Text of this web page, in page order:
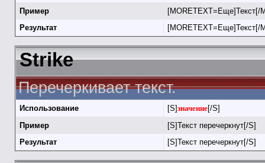
Пример
[MORETEXT=Еще]Текст[/
Результат
[MORETEXT=Еще]Текст[/
Strike
Перечеркивает текст.
Использование [S]значение[/S]
Пример
[S]Текст перечеркнут[/S]
Результат
[S]Текст перечеркнут[/S]